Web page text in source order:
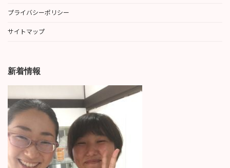
プライバシーポリシー
サイトマップ
新着情報